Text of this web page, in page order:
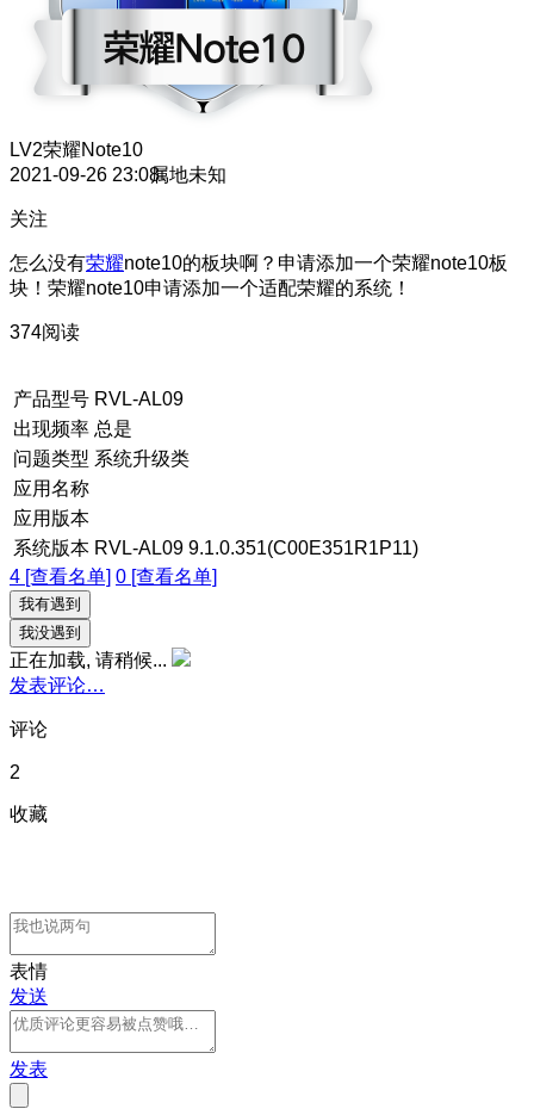
LV2荣耀Note10
2021-09-26 23:08属地未知
关注
怎么没有荣耀note10的板块啊？申请添加一个荣耀note10板
块！荣耀note10申请添加一个适配荣耀的系统！
374阅读
产品型号 RVL-AL09
出现频率 总是
问题类型 系统升级类
应用名称
应用版本
系统版本 RVL-AL09 9.1.0.351(C00E351R1P11)
4 [查看名单] 0 [查看名单]
我有遇到
我没遇到
正在加载, 请稍候...
发表评论…
评论
2
收藏
表情
发送
发表